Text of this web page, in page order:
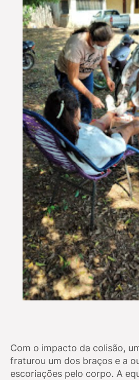
Com o impacto da colisão,
fraturou um dos braços e a
escoriações pelo corpo. A